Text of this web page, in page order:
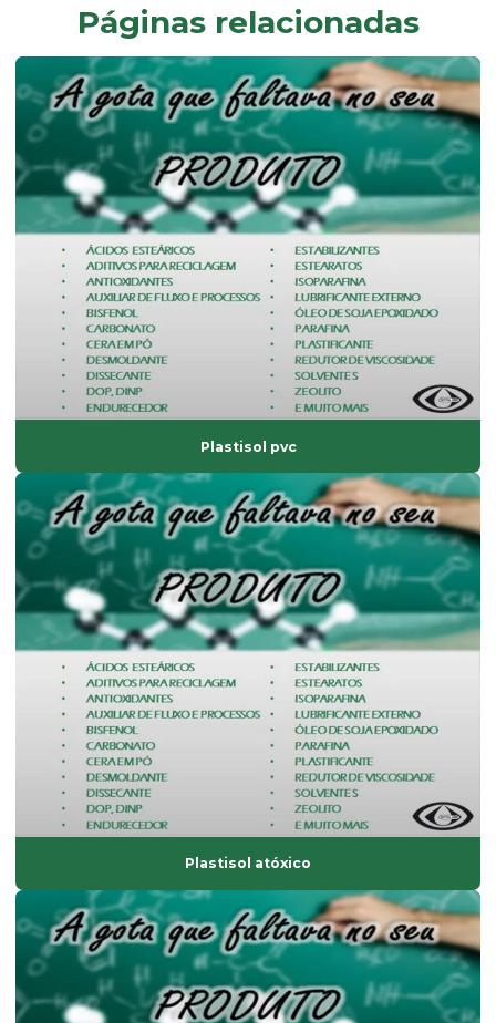
Composto de pvc rígido
Desmoldante líquido
Dessecante comprar
Dessecante preço
Dibp
Dinp
Empresa de composto de pvc
Empresa de fabricação de aditivos de uso industrial
Endurecedor líquido
Estabilizante bário
Estabilizante líquido
Estabilizante sólido
Estabilizante térmico para pvc
Estearato de cálcio
Estearato de magnésio
Estearato de magnésio preço
Estearato de sódio
Estearato de zinco
Estearatos de alumínio
Estearina dupla pressão
Estearina tripla pressão
Fabricante de composto de pvc
Fabricante de solvente atóxico
Páginas relacionadas
Plastisol pvc
Plastisol atóxico